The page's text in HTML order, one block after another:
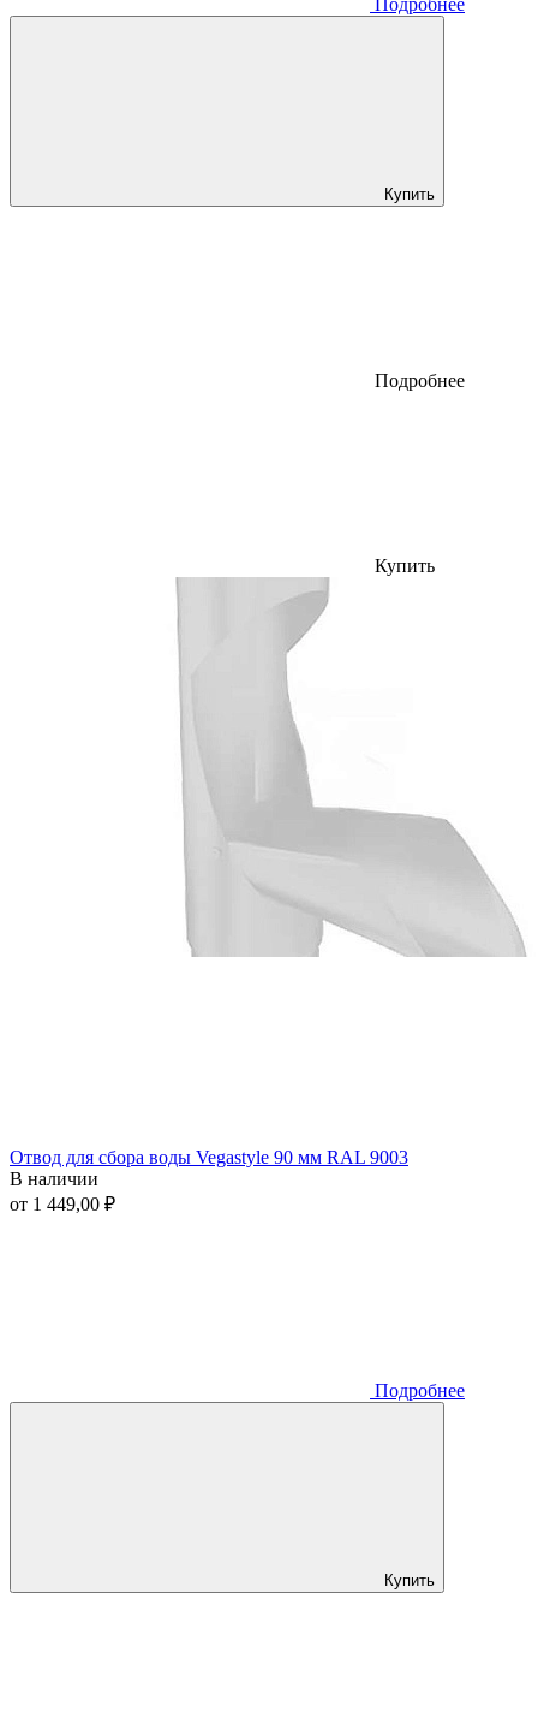
Купить
Подробнее
Купить
Отвод для сбора воды Vegastyle 90 мм RAL 9003
В наличии
от 1 449,00 ₽
Подробнее
Купить